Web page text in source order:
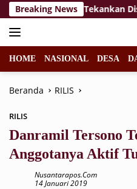
Langsung
ke
konten
Breaking News2026, Tekankan
HOME NASIONAL DESA
Beranda RILIS
RILIS
Danramil Tersono
Anggotanya Aktif
Nusantarapos.com
14 Januari 2019